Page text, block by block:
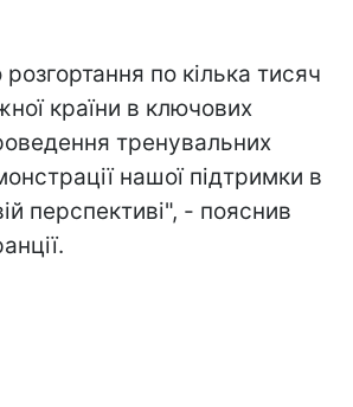
по кілька тисяч
країни в ключових
тренувальних
нашої підтримки в
перспективі", - пояснив